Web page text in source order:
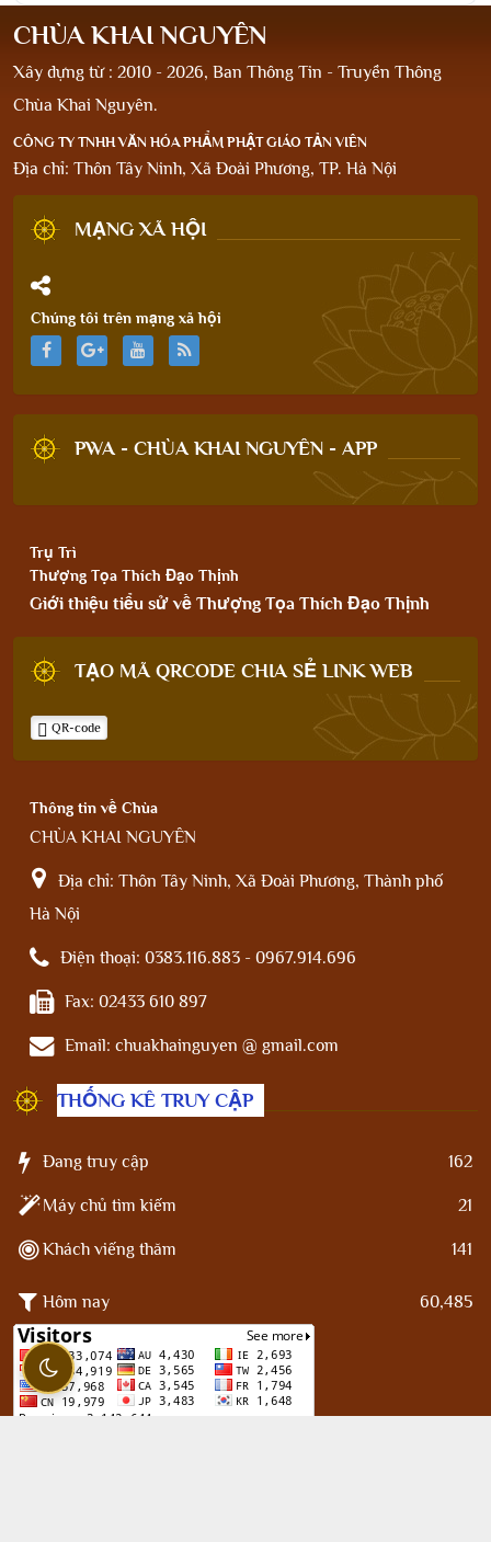
CHÙA KHAI NGUYÊN
Xây dựng từ : 2010 - 2026, Ban Thông Tin - Truyền Thông
Chùa Khai Nguyên.
CÔNG TY TNHH VĂN HÓA PHẨM PHẬT GIÁO TẢN VIÊN
Địa chỉ: Thôn Tây Ninh, Xã Đoài Phương, TP. Hà Nội
MẠNG XÃ HỘI
Chúng tôi trên mạng xã hội
PWA - CHÙA KHAI NGUYÊN - APP
Trụ Trì
Thượng Tọa Thích Đạo Thịnh
Giới thiệu tiểu sử về Thượng Tọa Thích Đạo Thịnh
TẠO MÃ QRCODE CHIA SẺ LINK WEB
QR-code
Thông tin về Chùa
CHÙA KHAI NGUYÊN
Địa chỉ: Thôn Tây Ninh, Xã Đoài Phương, Thành phố
Hà Nội
Điện thoại: 0383.116.883 - 0967.914.696
Fax: 02433 610 897
Email: chuakhainguyen @ gmail.com
THỐNG KÊ TRUY CẬP
Đang truy cập 162
Máy chủ tìm kiếm 21
Khách viếng thăm 141
Hôm nay 60,485